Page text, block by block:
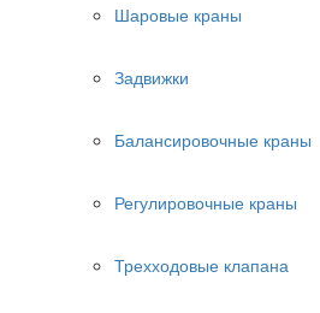
Шаровые краны
Задвижки
Балансировочные краны
Регулировочные краны
Трехходовые клапана